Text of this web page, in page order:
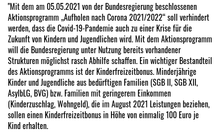
"Mit dem am 05.05.2021 von der Bundesregierung beschlossenen
Aktionsprogramm „Aufholen nach Corona 2021/2022“ soll verhindert
werden, dass die Covid-19-Pandemie auch zu einer Krise für die
Zukunft von Kindern und Jugendlichen wird. Mit dem Aktionsprogramm
will die Bundesregierung unter Nutzung bereits vorhandener
Strukturen möglichst rasch Abhilfe schaffen. Ein wichtiger Bestandteil
des Aktionsprogramms ist der Kinderfreizeitbonus. Minderjährige
Kinder und Jugendliche aus bedürftigen Familien (SGB II, SGB XII,
AsylbLG, BVG) bzw. Familien mit geringerem Einkommen
(Kinderzuschlag, Wohngeld), die im August 2021 Leistungen beziehen,
sollen einen Kinderfreizeitbonus in Höhe von einmalig 100 Euro je
Kind erhalten.